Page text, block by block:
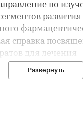
по
справка
для лечения
почечно-
Развернуть